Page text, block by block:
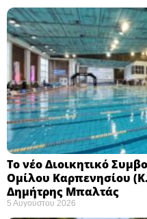
Το νέο Διοικητικό
Ομίλου Καρπενησίου
Δημήτρης Μπαλτάς
5 Αυγούστου 2026